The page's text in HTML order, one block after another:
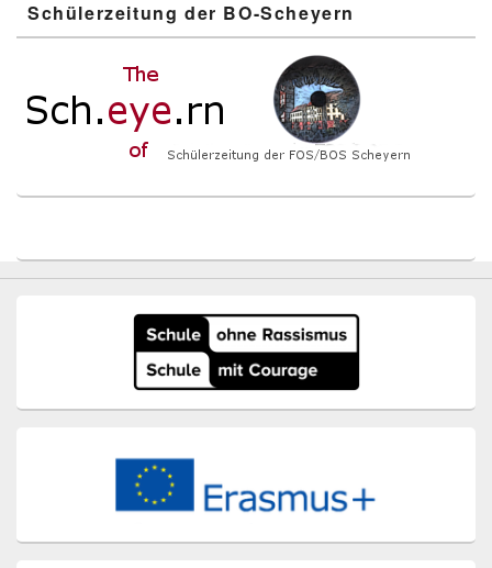
Schülerzeitung der BO-Scheyern